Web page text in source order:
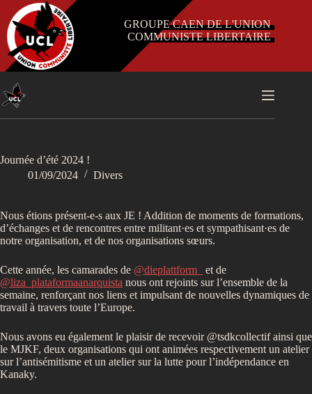
Passer
contenu
GROUPE CAEN DE L'UNION
COMMUNISTE LIBERTAIRE
Journée d’été 2024 !
01/09/2024
Divers
Nous étions présent-e-s aux JE ! Addition de moments de formations,
d’échanges et de rencontres entre militant·es et sympathisant·es de
notre organisation, et de nos organisations sœurs.
Cette année, les camarades de @dieplattform_
et de
@liza_plataformaanarquista nous ont rejoints sur l’ensemble de la
semaine, renforçant nos liens et impulsant de nouvelles dynamiques de
travail à travers toute l’Europe.
Nous avons eu également le plaisir de recevoir @tsdkcollectif ainsi que
le MJKF, deux organisations qui ont animées respectivement un atelier
sur l’antisémitisme et un atelier sur la lutte pour l’indépendance en
Kanaky.